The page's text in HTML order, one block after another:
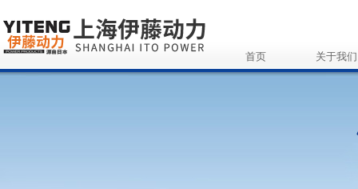
首页 关于我们